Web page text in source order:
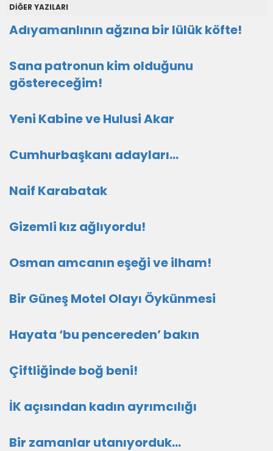
DİĞER YAZILARI
Adıyamanlının ağzına bir lülük köfte!
Sana patronun kim olduğunu
göstereceğim!
Yeni Kabine ve Hulusi Akar
Cumhurbaşkanı adayları…
Naif Karabatak
Gizemli kız ağlıyordu!
Osman amcanın eşeği ve ilham!
Bir Güneş Motel Olayı Öykünmesi
Hayata ‘bu pencereden’ bakın
Çiftliğinde boğ beni!
İK açısından kadın ayrımcılığı
Bir zamanlar utanıyorduk…